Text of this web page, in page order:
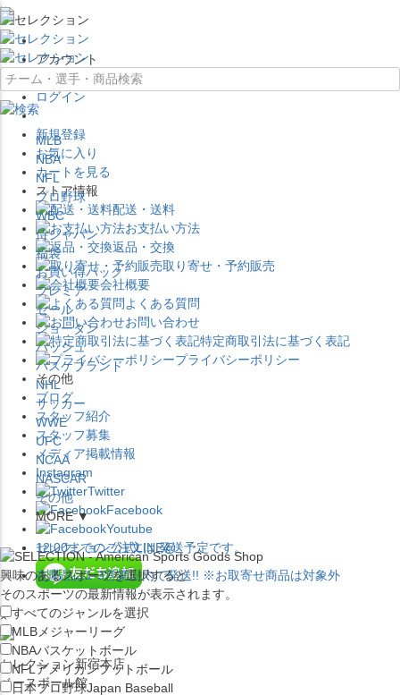
×
アカウント
ログイン
新規登録
お気に入り
カートを見る
ストア情報
配送・送料
お支払い方法
返品・交換
取り寄せ・予約販売
会社概要
よくある質問
お問い合わせ
特定商取引法に基づく表記
プライバシーポリシー
その他
ブログ
スタッフ紹介
スタッフ募集
メディア掲載情報
Instagram
Twitter
Facebook
Youtube
セレクション公式LINE@
×
セレクション新宿本店
ベースボール館
MLB
NBA
NFL
プロ野球
WBC
侍ジャパン
福袋
お買い得パック
プレミア
セール
ジョーダン
バッシュ
バスケブランド
NHL
サッカー
WWE
UFC
NCAA
NASCAR
その他
MORE ▼
12:00までのご注文は発送予定です。
在庫品は1-3営業日内で発送!! ※お取寄せ商品は対象外
興味のあるスポーツを選択すると
そのスポーツの最新情報が表示されます。
すべてのジャンルを選択
MLB メジャーリーグ
NBAバスケットボール
NFLアメリカンフットボール
日本プロ野球Japan Baseball